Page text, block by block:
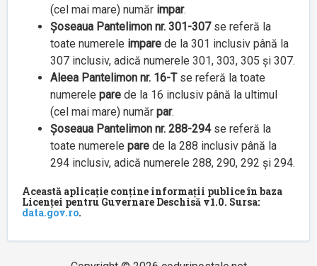
(cel mai mare) număr impar.
Șoseaua Pantelimon nr. 301-307se referă la
toate numerele impare de la 301 inclusiv până la
307 inclusiv, adică numerele 301, 303, 305 și 307.
Aleea Pantelimon nr. 16-Tse referă la toate
numerele pare de la 16 inclusiv până la ultimul
(cel mai mare) număr par.
Șoseaua Pantelimon nr. 288-294se referă la
toate numerele pare de la 288 inclusiv până la
294 inclusiv, adică numerele 288, 290, 292 și 294.
Această aplicație conține informații publice în baza
Licenței pentru Guvernare Deschisă v1.0. Sursa:
data.gov.ro.